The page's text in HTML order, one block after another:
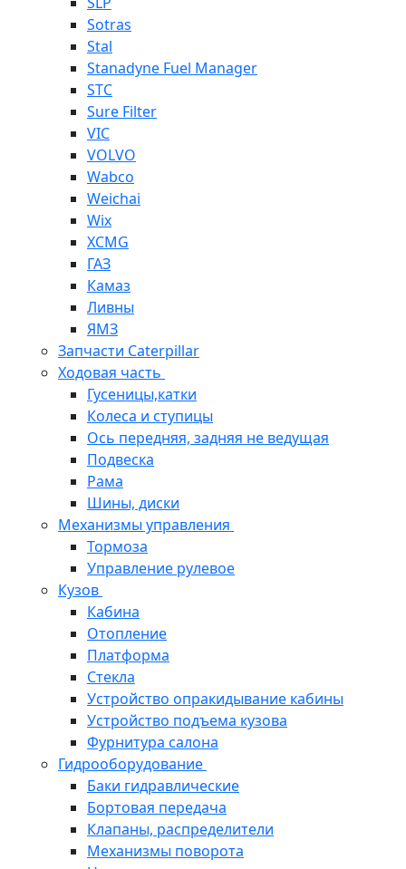
Sotras
Stal
Stanadyne Fuel Manager
STC
Sure Filter
VIC
VOLVO
Wabco
Weichai
Wix
XCMG
ГАЗ
Камаз
Ливны
ЯМЗ
Запчасти Caterpillar
Ходовая часть
Гусеницы,катки
Колеса и ступицы
Ось передняя, задняя не ведущая
Подвеска
Рама
Шины, диски
Механизмы управления
Тормоза
Управление рулевое
Кузов
Кабина
Отопление
Платформа
Стекла
Устройство опракидывание кабины
Устройство подъема кузова
Фурнитура салона
Гидрооборудование
Баки гидравлические
Бортовая передача
Клапаны, распределители
Механизмы поворота